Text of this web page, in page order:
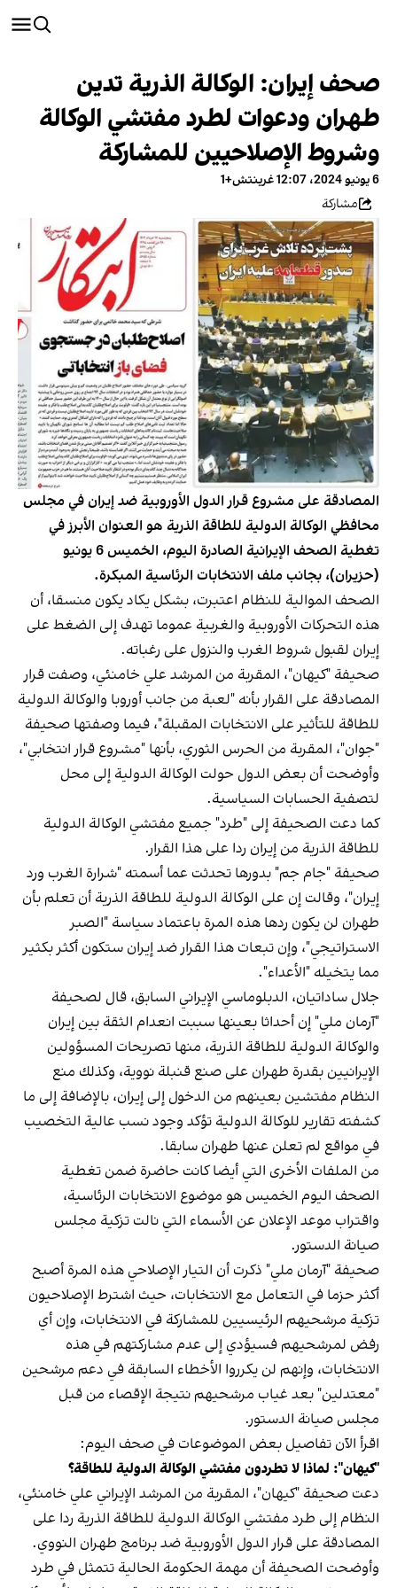
صحف إيران: الوكالة الذرية تدين
طهران ودعوات لطرد مفتشي الوكالة
وشروط الإصلاحيين للمشاركة
6 يونيو 2024، 12:07 غرينتش+1
مشاركة
المصادقة على مشروع قرار الدول الأوروبية ضد إيران في مجلس
محافظي الوكالة الدولية للطاقة الذرية هو العنوان الأبرز في
تغطية الصحف الإيرانية الصادرة اليوم، الخميس 6 يونيو
(حزيران)، بجانب ملف الانتخابات الرئاسية المبكرة.
الصحف الموالية للنظام اعتبرت، بشكل يكاد يكون منسقا، أن
هذه التحركات الأوروبية والغربية عموما تهدف إلى الضغط على
إيران لقبول شروط الغرب والنزول على رغباته.
صحيفة "كيهان"، المقربة من المرشد علي خامنئي، وصفت قرار
المصادقة على القرار بأنه "لعبة من جانب أوروبا والوكالة الدولية
للطاقة للتأثير على الانتخابات المقبلة"، فيما وصفتها صحيفة
"جوان"، المقربة من الحرس الثوري، بأنها "مشروع قرار انتخابي"،
وأوضحت أن بعض الدول حولت الوكالة الدولية إلى محل
لتصفية الحسابات السياسية.
كما دعت الصحيفة إلى "طرد" جميع مفتشي الوكالة الدولية
للطاقة الذرية من إيران ردا على هذا القرار.
صحيفة "جام جم" بدورها تحدثت عما أسمته "شرارة الغرب ورد
إيران"، وقالت إن على الوكالة الدولية للطاقة الذرية أن تعلم بأن
طهران لن يكون ردها هذه المرة باعتماد سياسة "الصبر
الاستراتيجي"، وإن تبعات هذا القرار ضد إيران ستكون أكثر بكثير
مما يتخيله "الأعداء".
جلال ساداتيان، الدبلوماسي الإيراني السابق، قال لصحيفة
"آرمان ملي" إن أحداثا بعينها سببت انعدام الثقة بين إيران
والوكالة الدولية للطاقة الذرية، منها تصريحات المسؤولين
الإيرانيين بقدرة طهران على صنع قنبلة نووية، وكذلك منع
النظام مفتشين بعينهم من الدخول إلى إيران، بالإضافة إلى ما
كشفته تقارير للوكالة الدولية تؤكد وجود نسب عالية التخصيب
في مواقع لم تعلن عنها طهران سابقا.
من الملفات الأخرى التي أيضا كانت حاضرة ضمن تغطية
الصحف اليوم الخميس هو موضوع الانتخابات الرئاسية،
واقتراب موعد الإعلان عن الأسماء التي نالت تزكية مجلس
صيانة الدستور.
صحيفة "آرمان ملي" ذكرت أن التيار الإصلاحي هذه المرة أصبح
أكثر حزما في التعامل مع الانتخابات، حيث اشترط الإصلاحيون
تزكية مرشحيهم الرئيسيين للمشاركة في الانتخابات، وإن أي
رفض لمرشحيهم فسيؤدي إلى عدم مشاركتهم في هذه
الانتخابات، وإنهم لن يكرروا الأخطاء السابقة في دعم مرشحين
"معتدلين" بعد غياب مرشحيهم نتيجة الإقصاء من قبل
مجلس صيانة الدستور.
اقرأ الآن تفاصيل بعض الموضوعات في صحف اليوم:
"كيهان": لماذا لا تطردون مفتشي الوكالة الدولية للطاقة؟
دعت صحيفة "كيهان"، المقربة من المرشد الإيراني علي خامنئي،
النظام إلى طرد مفتشي الوكالة الدولية للطاقة الذرية ردا على
المصادقة على قرار الدول الأوروبية ضد برنامج طهران النووي.
وأوضحت الصحيفة أن مهمة الحكومة الحالية تتمثل في طرد